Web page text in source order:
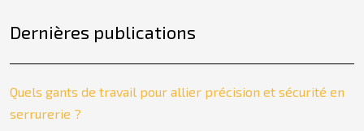
Dernières publications
Quels gants de travail pour allier précision et sécurité en
serrurerie ?